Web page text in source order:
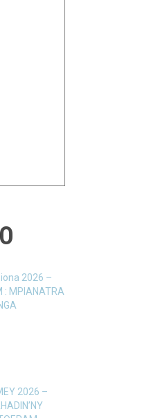
2026 –
: MPIANATRA
2026 –